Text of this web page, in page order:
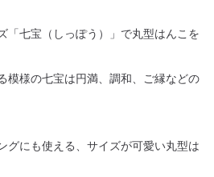
「七宝（しっぽう）」で丸型はんこを
模様の七宝は円満、調和、ご縁などの
グにも使える、サイズが可愛い丸型は